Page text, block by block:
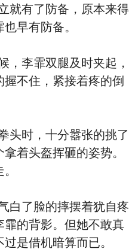
有了防备，原本来得
早有防备。
李霏双腿及时夹起，
不住，紧接着疼的倒
时，十分嚣张的挑了
着头盔挥砸的姿势。
了脸的摔摆着犹自疼
的背影。但她不敢真
是借机暗算而已。